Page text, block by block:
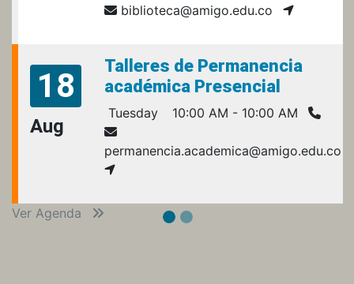
biblioteca@amigo.edu.co
18
Aug
Talleres de Permanencia
académica Presencial
Tuesday 10:00 AM - 10:00 AM
permanencia.academica@amigo.edu.co
Ver Agenda